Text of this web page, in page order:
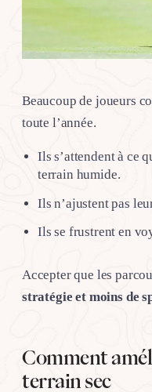
Beaucoup de joueurs
toute l’année.
Ils s’attendent à ce
terrain humide.
Ils n’ajustent pas
Ils se frustrent en
Accepter que les
stratégie et moins de
Comment
terrain sec